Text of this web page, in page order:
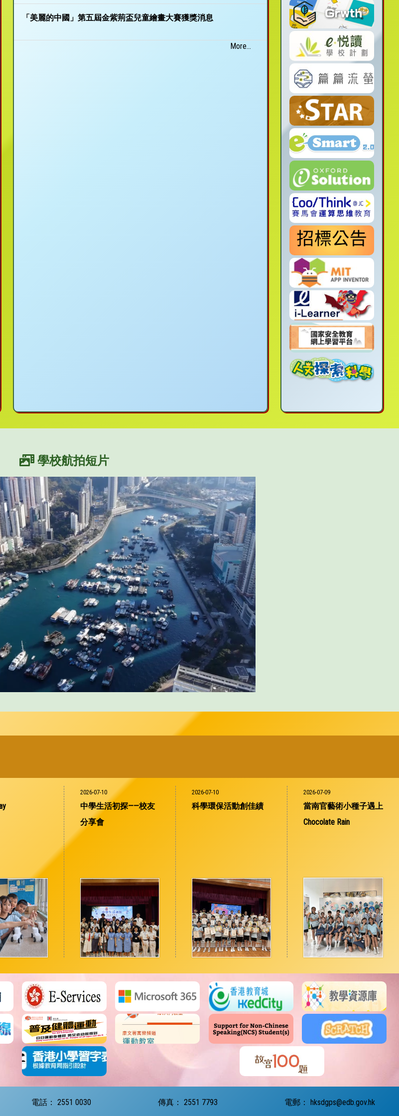
「美麗的中國」第五屆金紫荊盃兒童繪畫大賽獲獎消息
More...
學校航拍短片
2026-07-10
中學生活初探——校友
分享會
2026-07-10
科學環保活動創佳績
2026-07-09
當南官藝術小種子遇上
Chocolate Rain
電話： 2551 0030 傳真： 2551 7793 電郵： hksdgps@edb.gov.hk